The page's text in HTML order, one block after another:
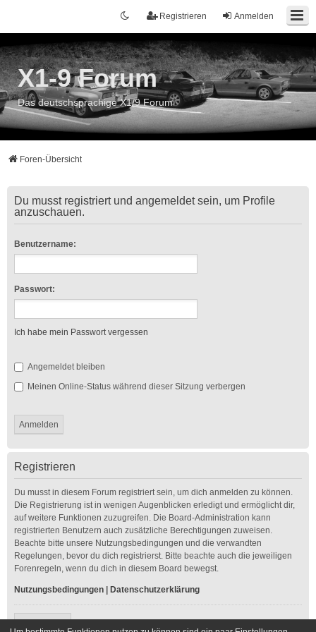
Anmelden
Registrieren
X1-9 Forum
Das deutschsprachige X1/9 Forum
Foren-Übersicht
Du musst registriert und angemeldet sein, um Profile
anzuschauen.
Benutzername:
Passwort:
Ich habe mein Passwort vergessen
Angemeldet bleiben
Meinen Online-Status während dieser Sitzung verbergen
Registrieren
Du musst in diesem Forum registriert sein, um dich anmelden zu können.
Die Registrierung ist in wenigen Augenblicken erledigt und ermöglicht dir,
auf weitere Funktionen zuzugreifen. Die Board-Administration kann
registrierten Benutzern auch zusätzliche Berechtigungen zuweisen.
Beachte bitte unsere Nutzungsbedingungen und die verwandten
Regelungen, bevor du dich registrierst. Bitte beachte auch die jeweiligen
Forenregeln, wenn du dich in diesem Board bewegst.
Nutzungsbedingungen Datenschutzerklärung